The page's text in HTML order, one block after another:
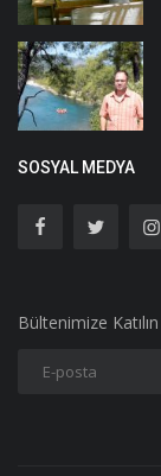
SOSYAL MEDYA
Bültenimize Katılın